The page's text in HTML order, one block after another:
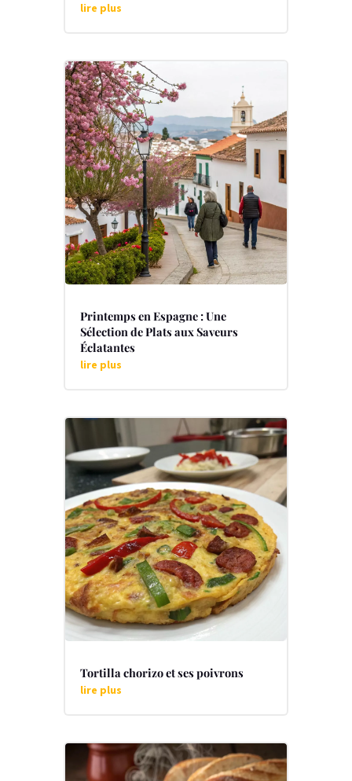
lire plus
Printemps en Espagne : Une
Sélection de Plats aux Saveurs
Éclatantes
lire plus
Tortilla chorizo et ses poivrons
lire plus